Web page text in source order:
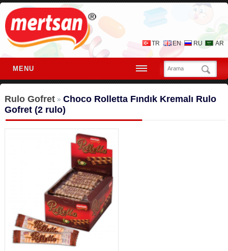
TR EN RU AR
MENU
Rulo Gofret Choco Rolletta Fındık Kremalı Rulo
Gofret (2 rulo)